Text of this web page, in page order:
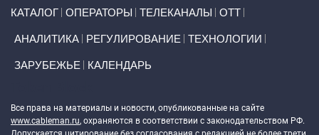
КАТАЛОГ ОПЕРАТОРЫ ТЕЛЕКАНАЛЫ ОТТ
АНАЛИТИКА РЕГУЛИРОВАНИЕ ТЕХНОЛОГИИ
ЗАРУБЕЖЬЕ КАЛЕНДАРЬ
Все права на материалы и новости, опубликованные на сайте
www.cableman.ru, охраняются в соответствии с законодательством РФ.